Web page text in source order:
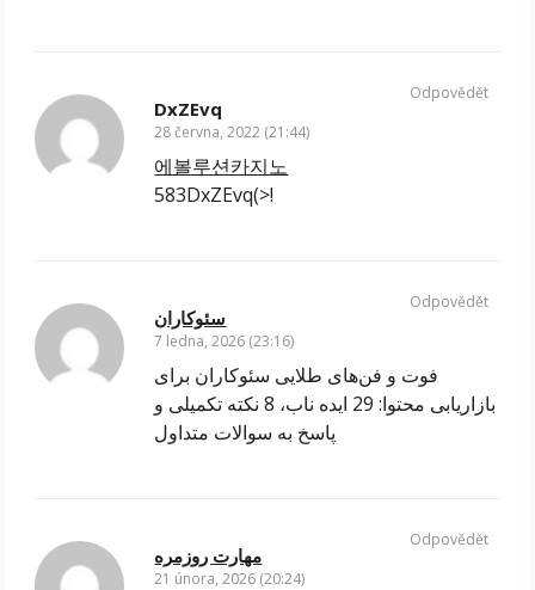
DxZEvq
28 června, 2022 (21:44)
에볼루션카지노
583DxZEvq(>!
Odpovědět
سئوکاران
7 ledna, 2026 (23:16)
فوت و فن‌های طلایی سئوکاران برای
بازاریابی محتوا: 29 ایده ناب، 8 نکته تکمیلی و
پاسخ به سوالات متداول
Odpovědět
مهارت روزمره
21 února, 2026 (20:24)
Odpovědět